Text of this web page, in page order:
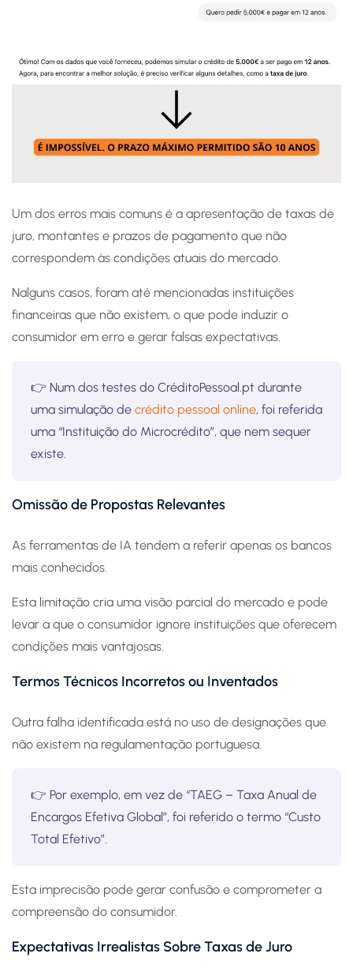
Um dos erros mais comuns é a apresentação de taxas de
juro, montantes e prazos de pagamento que não
correspondem às condições atuais do mercado.
Nalguns casos, foram até mencionadas instituições
financeiras que não existem, o que pode induzir o
consumidor em erro e gerar falsas expectativas.
👉 Num dos testes do CréditoPessoal.pt durante
uma simulação de crédito pessoal online, foi referida
uma “Instituição do Microcrédito”, que nem sequer
existe.
Omissão de Propostas Relevantes
As ferramentas de IA tendem a referir apenas os bancos
mais conhecidos.
Esta limitação cria uma visão parcial do mercado e pode
levar a que o consumidor ignore instituições que oferecem
condições mais vantajosas.
Termos Técnicos Incorretos ou Inventados
Outra falha identificada está no uso de designações que
não existem na regulamentação portuguesa.
👉 Por exemplo, em vez de “TAEG – Taxa Anual de
Encargos Efetiva Global”, foi referido o termo “Custo
Total Efetivo”.
Esta imprecisão pode gerar confusão e comprometer a
compreensão do consumidor.
Expectativas Irrealistas Sobre Taxas de Juro